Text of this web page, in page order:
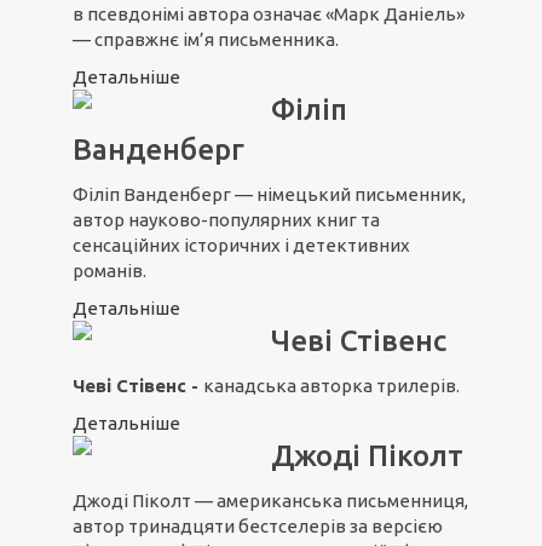
в псевдонімі автора означає «Марк Даніель»
— справжнє ім’я письменника.
Детальніше
Філіп
Ванденберг
Філіп Ванденберг — німецький письменник,
автор науково-популярних книг та
сенсаційних історичних і детективних
романів.
Детальніше
Чеві Стівенс
Чеві Стівенс - канадська авторка трилерів.
Детальніше
Джоді Піколт
Джоді Піколт — американська письменниця,
автор тринадцяти бестселерів за версією